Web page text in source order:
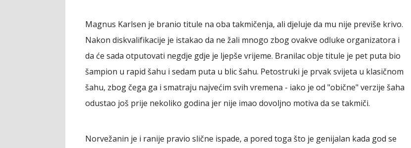
Magnus Karlsen je branio titule na oba takmičenja, ali djeluje da mu nije previše krivo.
Nakon diskvalifikacije je istakao da ne žali mnogo zbog ovakve odluke organizatora i
da će sada otputovati negdje gdje je ljepše vrijeme. Branilac obje titule je pet puta bio
šampion u rapid šahu i sedam puta u blic šahu. Petostruki je prvak svijeta u klasičnom
šahu, zbog čega ga i smatraju najvećim svih vremena - iako je od "obične" verzije šaha
odustao još prije nekoliko godina jer nije imao dovoljno motiva da se takmiči.
Norvežanin je i ranije pravio slične ispade, a pored toga što je genijalan kada god se